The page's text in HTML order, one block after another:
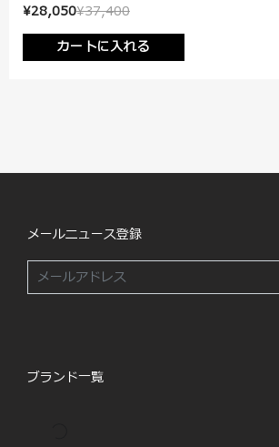
¥37,400
¥28,050
カートに入れる
メールニュース登録
ブランド一覧